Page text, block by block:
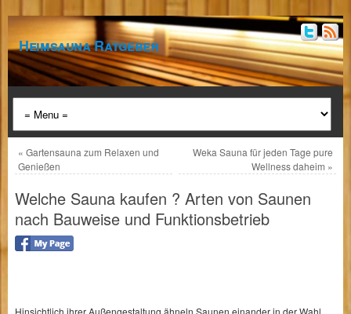
Heimsauna Ratgeber
« Gartensauna zum Relaxen und
Genießen
Weka Sauna für jeden Tage pure
Wellness daheim »
Welche Sauna kaufen ? Arten von Saunen
nach Bauweise und Funktionsbetrieb
Hinsichtlich ihrer Außengestaltung ähneln Saunen einander in der Wahl